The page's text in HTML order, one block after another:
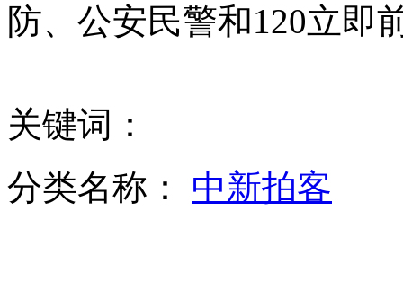
国际田联年度最佳 博尔特菲利克斯获奖
雅典地铁站变身剧院上演现代版莎翁剧
日美2013年共同研发新型"三体船"战舰
防、公安民警和120立即
关键词：
分类名称： 中新拍客